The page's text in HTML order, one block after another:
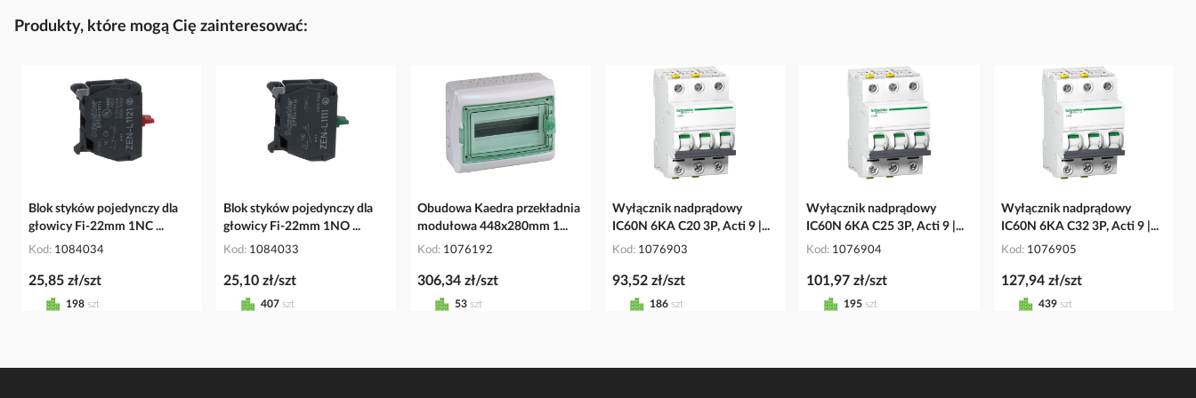
Produkty, które mogą Cię zainteresować:
Blok styków pojedynczy dla
głowicy Fi-22mm 1NC ...
Kod 1084034
25,85 zł/szt
198 szt
Blok styków pojedynczy dla
głowicy Fi-22mm 1NO ...
Kod 1084033
25,10 zł/szt
407 szt
Obudowa Kaedra przekładnia
modułowa 448x280mm 1...
Kod 1076192
306,34 zł/szt
53 szt
Wyłącznik nadprądowy
IC60N 6KA C20 3P, Acti 9 |...
Kod 1076903
93,52 zł/szt
186 szt
Wyłącznik nadprądowy
IC60N 6KA C25 3P, Acti 9 |...
Kod 1076904
101,97 zł/szt
195 szt
Wyłącznik nadprądowy
IC60N 6KA C32 3P, Acti 9 |...
Kod 1076905
127,94 zł/szt
439 szt